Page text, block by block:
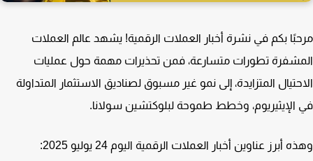
بكم في نشرة أخبار العملات الرقمية! يشهد عالم العملات
تطورات متسارعة، فمن تحذيرات مهمة حول عمليات
المتزايدة، إلى نمو غير مسبوق لصناديق الاستثمار المتداولة
وخطط طموحة لبلوكتشين سولانا.
أبرز عناوين أخبار العملات الرقمية اليوم 24 يوليو 2025: